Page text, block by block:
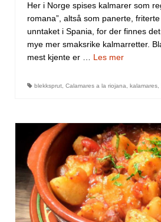
Her i Norge spises kalmarer som
romana”, altså som panerte,
unntaket i Spania, for der finnes
mye mer smaksrike kalmarretter.
mest kjente er … Les mer
blekksprut Calamares a la riojana kalamares